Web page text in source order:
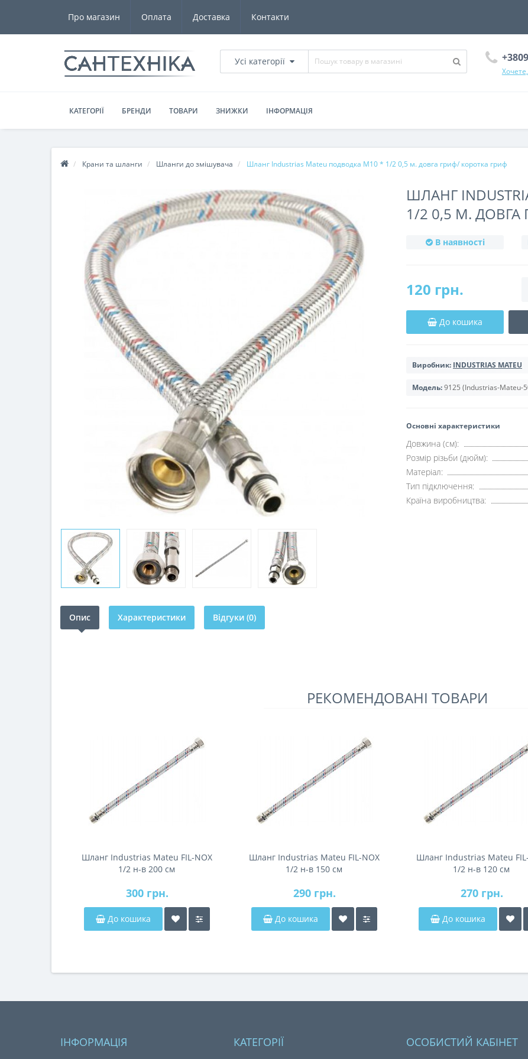
Про магазин Оплата Доставка Контакти
Усі категорії
КАТЕГОРІЇ БРЕНДИ ТОВАРИ ЗНИЖКИ ІНФОРМАЦІЯ
Крани та шланги Шланги до змішувача Шланг Industrias Mateu подводка М10 * 1/2 0,5 м. довга гриф/ коротка гриф
ШЛАНГ
1/2 0,5 М.
В наявності
120 грн.
До кошика
Виробник: INDUSTRIAS MATEU
Модель:9125 (Industrias-Mateu-
Основні характеристики
Довжина (см):
Розмір різьби (дюйм):
Матеріал:
Тип підключення:
Країна виробництва:
Опис Характеристики Відгуки (0)
РЕКОМЕНДОВАНІ ТОВАРИ
Шланг Industrias Mateu FIL-NOX
1/2 н-в 200 см
300 грн.
До кошика
Шланг Industrias Mateu FIL-NOX
1/2 н-в 150 см
290 грн.
До кошика
Шланг Industrias Mateu
1/2 н-в 120 см
270 грн.
До кошика
ІНФОРМАЦІЯ КАТЕГОРІЇ ОСОБИСТИЙ КАБІНЕТ